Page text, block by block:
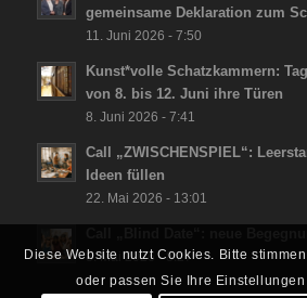
gemeinsame Deklaration zum
11. Juni 2026 - 7:50
Kunst*volle Schatzkammern:
von 8. bis 12. Juni ihre Türen
8. Juni 2026 - 7:41
Call „ZWISCHENSPIEL“:
Ideen füllen
22. Mai 2026 - 13:01
8. Mai 2026 - 8:27
Diese Website nutzt Cookies. Bitte
oder passen Sie Ihre